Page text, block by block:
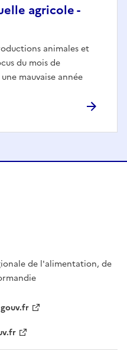
agricole -
animales et
du mois de
mauvaise année
de l'alimentation, de